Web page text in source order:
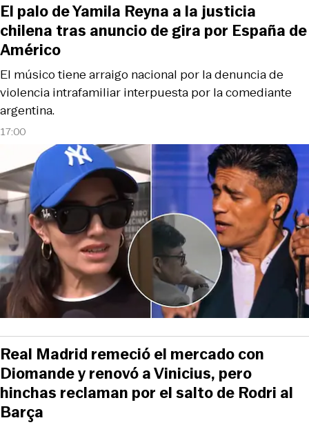
17:00
El músico tiene arraigo nacional por la denuncia de
violencia intrafamiliar interpuesta por la comediante
argentina.
El palo de Yamila Reyna a la justicia
chilena tras anuncio de gira por España de
Américo
Real Madrid remeció el mercado con
Diomande y renovó a Vinicius, pero
hinchas reclaman por el salto de Rodri al
Barça